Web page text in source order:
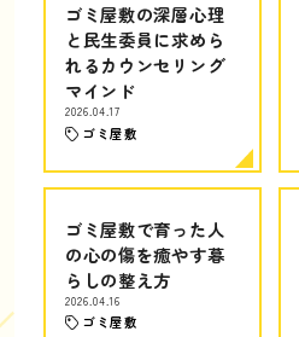
ゴミ屋敷の深層心理
と民生委員に求めら
れるカウンセリング
マインド
2026.04.17
ゴミ屋敷
ゴミ屋敷で育った人
の心の傷を癒やす暮
らしの整え方
2026.04.16
ゴミ屋敷